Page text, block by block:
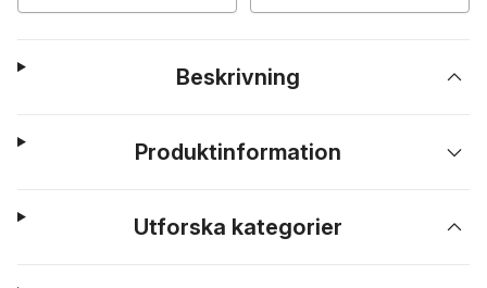
Beskrivning
Produktinformation
Utforska kategorier